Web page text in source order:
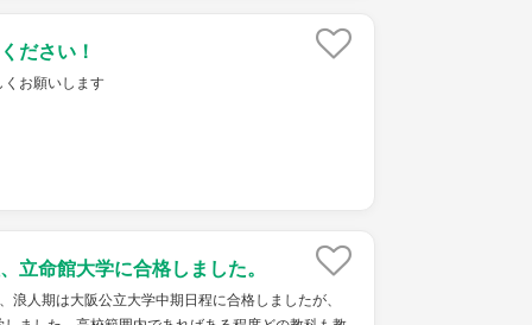
ださい！
くお願いします
立命館大学に合格しました。
浪人期は大阪公立大学中期日程に合格しましたが、